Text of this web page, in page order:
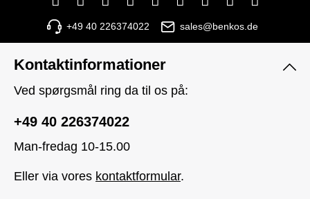
+49 40 226374022 sales@benkos.de
Kontaktinformationer
Ved spørgsmål ring da til os på:
+49 40 226374022
Man-fredag 10-15.00
Eller via vores kontaktformular.